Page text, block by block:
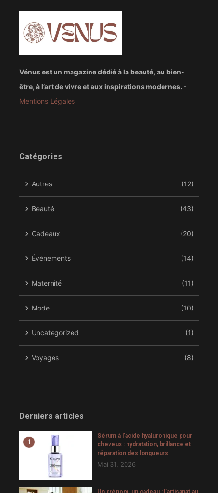
Vénus est un magazine dédié à la beauté, au bien-
être, à l’art de vivre et aux inspirations modernes. -
Mentions Légales
Catégories
Autres (12)
Beauté (43)
Cadeaux (20)
Événements (14)
Maternité (11)
Mode (10)
Uncategorized (1)
Voyages (8)
Derniers articles
1
Sérum à l’acide hyaluronique pour
cheveux : hydratation, brillance et
réparation des longueurs
Mai 31, 2026
Un prénom, un cadeau : l’artisanat au